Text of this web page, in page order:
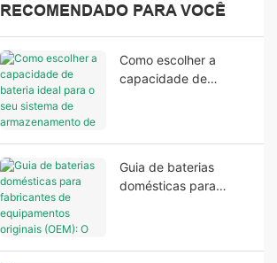
RECOMENDADO PARA VOCÊ
Como escolher a
capacidade de
Guia de baterias
domésticas para